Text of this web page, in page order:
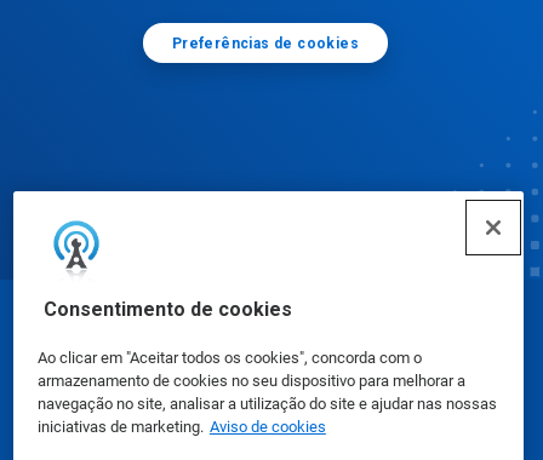
Consentimento de cookies
Ao clicar em "Aceitar todos os cookies", concorda com o
armazenamento de cookies no seu dispositivo para melhorar a
navegação no site, analisar a utilização do site e ajudar nas nossas
iniciativas de marketing. Aviso de cookies
Preferências de cookies
Fichas de Informação de Segurança de Produtos
Químicos|Política de Privacidade